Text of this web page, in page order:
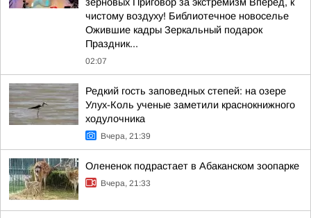
чистому воздуху! Библиотечное новоселье
Ожившие кадры Зеркальный подарок
Праздник...
02:07
Редкий гость заповедных степей: на озере
Улух-Коль ученые заметили краснокнижного
ходулочника
Вчера, 21:39
Олененок подрастает в Абаканском зоопарке
Вчера, 21:33